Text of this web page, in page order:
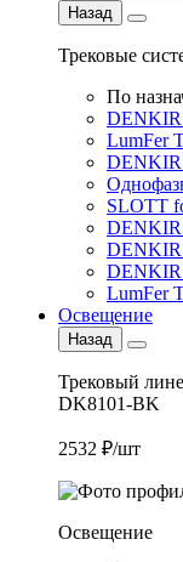
Назад
Трековые
По
LumFer
SLOTT
LumFer
Освещение
Назад
Трековый
DK8101-BK
2532 ₽/шт
Освещение